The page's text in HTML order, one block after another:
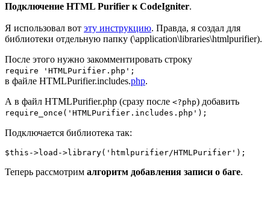
Подключение HTML Purifier к CodeIgniter.
Я использовал вот эту инструкцию. Правда, я создал для
библиотеки отдельную папку (\application\libraries\htmlpurifier).
После этого нужно закомментировать строку
require 'HTMLPurifier.php';
в файле HTMLPurifier.includes.php.
А в файл HTMLPurifier.php (сразу после <?php) добавить
require_once('HTMLPurifier.includes.php');
Подключается библиотека так:
$this->load->library('htmlpurifier/HTMLPurifier');
Теперь рассмотрим алгоритм добавления записи о баге.